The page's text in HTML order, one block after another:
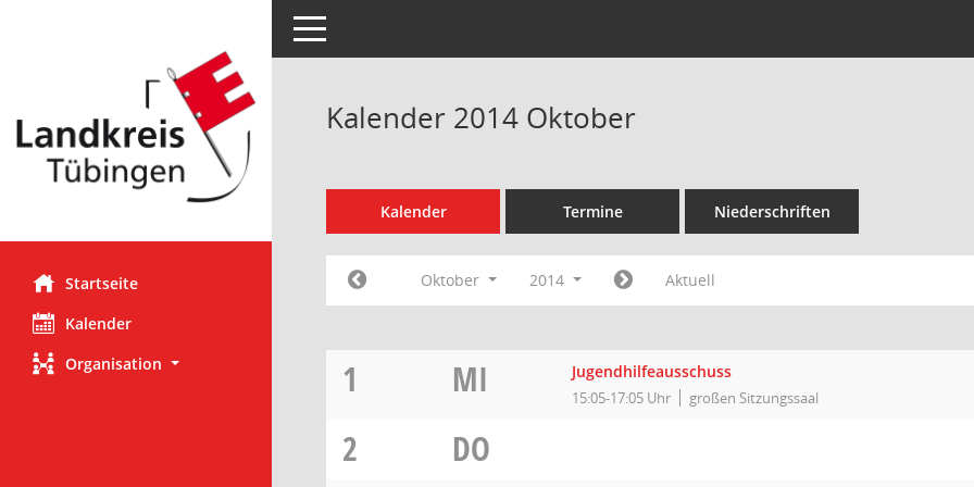
Startseite
Kalender
Organisation
Toggle navigation
Kalender 2014 Oktober
Kalender Termine Niederschriften
Oktober 2014 Aktuell
1 MI Jugendhilfeausschuss
15:05-17:05 Uhr großen Sitzungssaal
2
DO